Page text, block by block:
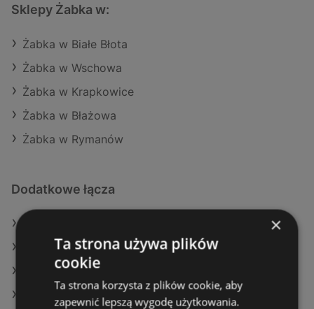
Sklepy Żabka w:
Żabka w Białe Błota
Żabka w Wschowa
Żabka w Krapkowice
Żabka w Błażowa
Żabka w Rymanów
Dodatkowe łącza
Oferty SPAR
Oferty Delikatesy Centrum
Aktualne gazetki Aldi
×
Ta strona używa plików
cookie
Ta strona korzysta z plików cookie, aby
zapewnić lepszą wygodę użytkowania.